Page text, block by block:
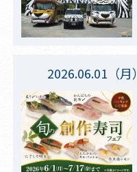
2026.06.01（月）